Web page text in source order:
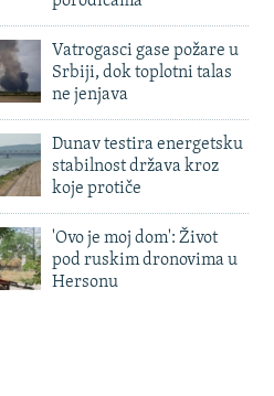
Vatrogasci gase požare u
Srbiji, dok toplotni talas
ne jenjava
Dunav testira energetsku
stabilnost država kroz
koje protiče
'Ovo je moj dom': Život
pod ruskim dronovima u
Hersonu